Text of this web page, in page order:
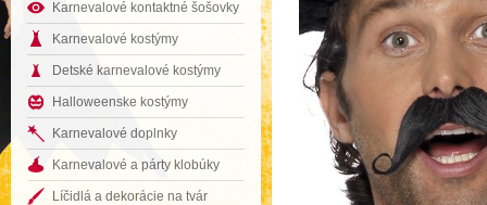
Karnevalové kontaktné šošovky
Karnevalové kostýmy
Detské karnevalové kostýmy
Halloweenske kostýmy
Karnevalové doplnky
Karnevalové a párty klobúky
Líčidlá a dekorácie na tvár